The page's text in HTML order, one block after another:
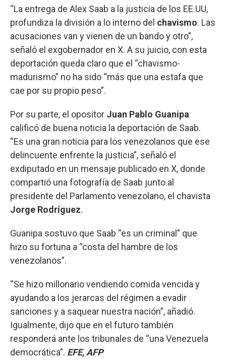
“La entrega de Alex Saab a la justicia de los EE.UU,
profundiza la división a lo interno del chavismo. Las
acusaciones van y vienen de un bando y otro”,
señaló el exgobernador en X. A su juicio, con esta
deportación queda claro que el “chavismo-
madurismo” no ha sido “más que una estafa que
cae por su propio peso”.
Por su parte, el opositor Juan Pablo Guanipa
calificó de buena noticia la deportación de Saab.
“Es una gran noticia para los venezolanos que ese
delincuente enfrente la justicia”, señaló el
exdiputado en un mensaje publicado en X, donde
compartió una fotografía de Saab junto al
presidente del Parlamento venezolano, el chavista
Jorge Rodríguez.
Guanipa sostuvo que Saab “es un criminal” que
hizo su fortuna a “costa del hambre de los
venezolanos”.
“Se hizo millonario vendiendo comida vencida y
ayudando a los jerarcas del régimen a evadir
sanciones y a saquear nuestra nación”, añadió.
Igualmente, dijo que en el futuro también
responderá ante los tribunales de “una Venezuela
democrática”. EFE, AFP